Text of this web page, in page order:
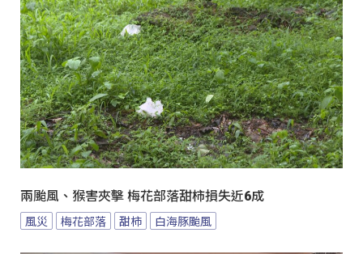
兩颱風、猴害夾擊 梅花部落甜柿損失近6成
風災 梅花部落 甜柿 白海豚颱風